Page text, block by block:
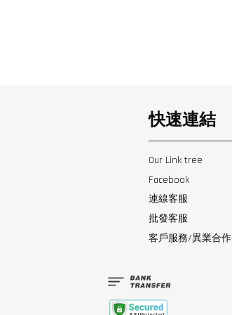
快速連結
Our Link tree
Facebook
連線客服
批發客服
客戶服務/異業合作